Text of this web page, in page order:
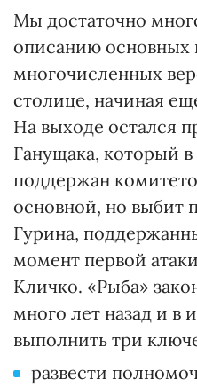
Мы достаточно
описанию основных
многочисленных
столице, начиная
На выходе остался
Ганущака, который в
поддержан
основной, но выбит
Гурина,
момент первой
Кличко. «Рыба»
много лет назад и в
выполнить три
развести